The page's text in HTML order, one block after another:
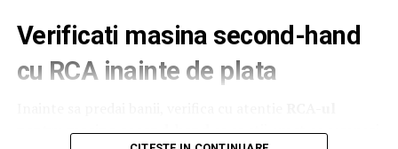
oamenilor, mai ales al celor cu posibilitate redusă de
calitate, prin implicarea experților de la Asociația ATI
„Suflet de România este o oglindă pentru tot ceea ce
Verificati masina second-hand
cu RCA inainte de plata
pentru masina second-handca sa stii exact ce semnezi